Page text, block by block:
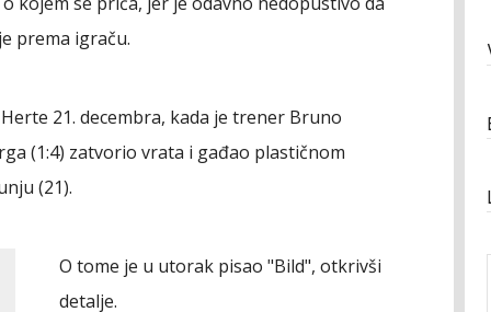
prema igraču.
21. decembra, kada je trener Bruno
(1:4) zatvorio vrata i gađao plastičnom
(21).
O tome je u utorak pisao "Bild", otkrivši
detalje.